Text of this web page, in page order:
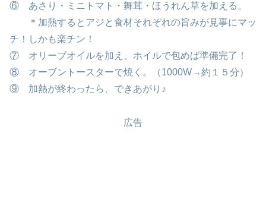
⑥ あさり・ミニトマト・舞茸・ほうれん草を加える。
＊加熱するとアジと食材それぞれの旨みが見事にマッ
チ！しかも楽チン！
⑦ オリーブオイルを加え、ホイルで包めば準備完了！
⑧ オーブントースターで焼く。（1000W→約１５分）
⑨ 加熱が終わったら、できあがり♪
広告